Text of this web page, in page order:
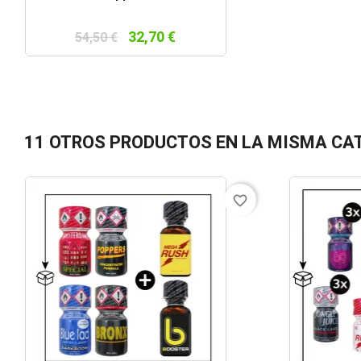
54,50 € 32,70 €
11 OTROS PRODUCTOS EN LA MISMA
favorite_border